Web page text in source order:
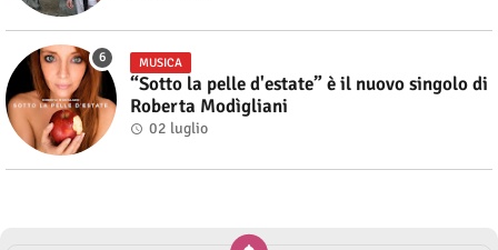
MUSICA
“Sotto la pelle d'estate” è il nuovo singolo di
Roberta Modìgliani
02 luglio